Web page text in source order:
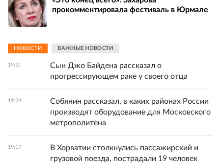
прокомментировала фестиваль в Юрмале
НОВОСТИ ВАЖНЫЕ НОВОСТИ
19:31
Сын Джо Байдена рассказал о
прогрессирующем раке у своего отца
19:24
Собянин рассказал, в каких районах России
производят оборудование для Московского
метрополитена
19:17
В Хорватии столкнулись пассажирский и
грузовой поезда, пострадали 19 человек